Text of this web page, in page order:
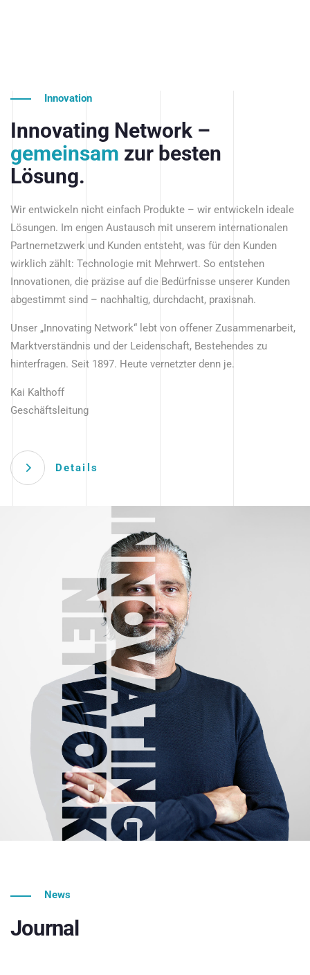
Innovation
Innovating Network –
gemeinsam zur besten
Lösung.
Wir entwickeln nicht einfach Produkte – wir entwickeln ideale
Lösungen. Im engen Austausch mit unserem internationalen
Partnernetzwerk und Kunden entsteht, was für den Kunden
wirklich zählt: Technologie mit Mehrwert. So entstehen
Innovationen, die präzise auf die Bedürfnisse unserer Kunden
abgestimmt sind – nachhaltig, durchdacht, praxisnah.
Unser „Innovating Network“ lebt von offener Zusammenarbeit,
Marktverständnis und der Leidenschaft, Bestehendes zu
hinterfragen. Seit 1897. Heute vernetzter denn je.
Kai Kalthoff
Geschäftsleitung
Details
News
Journal